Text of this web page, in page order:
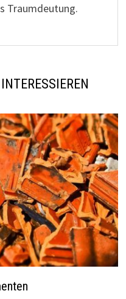
Traumdeutung.